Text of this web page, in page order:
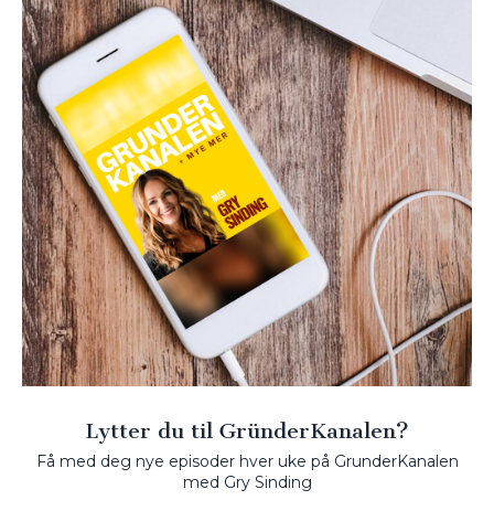
Lytter du til GründerKanalen?
Få med deg nye episoder hver uke på GrunderKanalen
med Gry Sinding